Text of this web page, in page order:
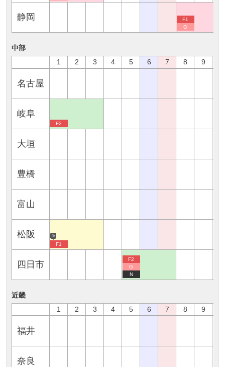
静岡
F1
G
中部
1
2 3 4 5 6 7 8 9
名古屋
岐阜
F2
大垣
豊橋
富山
松阪 ※
F1
四日市
F2
G
N
近畿
1
2 3 4 5 6 7 8 9
福井
奈良